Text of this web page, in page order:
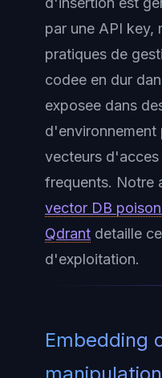
par une API key,
pratiques de
codee en dur
exposee dans
d'environnement
vecteurs d'acces
frequents. Notre
vector DB
Qdrant detaille
d'exploitation.
Embedding